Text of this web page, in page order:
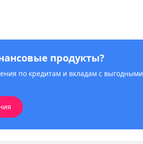
продукты?
по кредитам и вкладам с выгодными